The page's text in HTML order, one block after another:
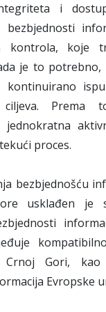
i
bezbjednosti
kontrola, koje
je to potrebno,
ciljeva. Prema
jednokratna
proces.
bezbjednošću
usklađen je
Crnoj Gori,
Evropske